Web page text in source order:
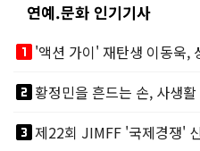
연예.문화 인기기사
looks_one
looks_two
looks_3제22회 JIMFF '국제경쟁'